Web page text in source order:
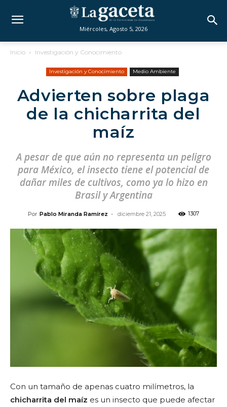
Miércoles, Agosto 5, 2026
Inicio Investigación y Conocimiento
Investigación y Conocimiento Medio Ambiente
Advierten sobre plaga
de la chicharrita del
maíz
A pesar de que aún no representa un peligro
para México, el insecto tiene el potencial de
dañar miles de cultivos, como ya lo hizo en
Brasil y Argentina
Por Pablo Miranda Ramírez - diciembre 21, 2025 1307
Con un tamaño de apenas cuatro milímetros, la
chicharrita del maíz es un insecto que puede afectar